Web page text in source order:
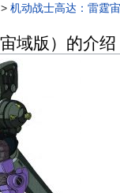
> 机动战士高达：雷霆
域版）的介绍